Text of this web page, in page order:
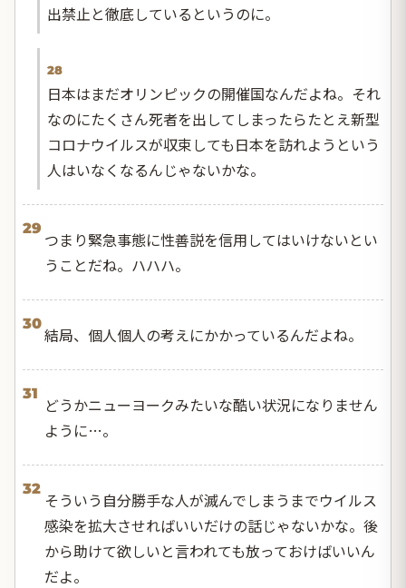
出禁止と徹底しているというのに。
28
日本はまだオリンピックの開催国なんだよね。それ
なのにたくさん死者を出してしまったらたとえ新型
コロナウイルスが収束しても日本を訪れようという
人はいなくなるんじゃないかな。
29
つまり緊急事態に性善説を信用してはいけないとい
うことだね。ハハハ。
30
結局、個人個人の考えにかかっているんだよね。
31
どうかニューヨークみたいな酷い状況になりません
ように…。
32
そういう自分勝手な人が滅んでしまうまでウイルス
感染を拡大させればいいだけの話じゃないかな。後
から助けて欲しいと言われても放っておけばいいん
だよ。